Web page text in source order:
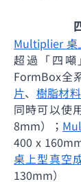
Multiplier 桌
超過「四
FormBox全
片、 樹脂材
同時可以使
8mm）；
400 x
桌上型真空
130mm）